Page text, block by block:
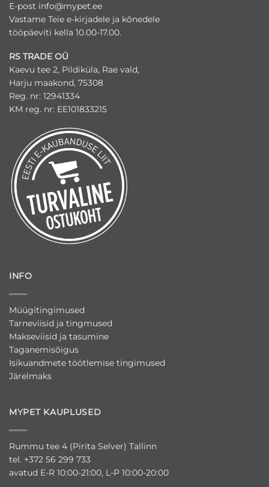
E-post info@mypet.ee
Vastame Teie e-kirjadele ja kõnedele
tööpäeviti kella 10.00-17.00.
RS TRADE OÜ
Kaevu tee 2, Pildiküla, Rae vald,
Harju maakond, 75308
Reg. nr: 12941334
KM reg. nr: EE101833215
INFO
Müügitingimused
Tarneviisid ja tingmused
Makseviisid ja tasumine
Taganemisõigus
Isikuandmete töötlemise tingimused
Järelmaks
MYPET KAUPLUSED
Rummu tee 4 (Pirita Selver) Tallinn
tel. +372 56 299 733
avatud E-R 10:00-21:00, L-P 10:00-20:00